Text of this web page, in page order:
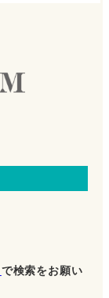
で検索をお願い